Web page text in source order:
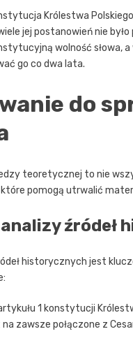
Królestwa
jej postanowień nie
wolność słowa,
go co dwa lata.
do
teoretycznej to nie
pomogą utrwalić
źródeł
historycznych jest
1 konstytucji
zawsze połączone z